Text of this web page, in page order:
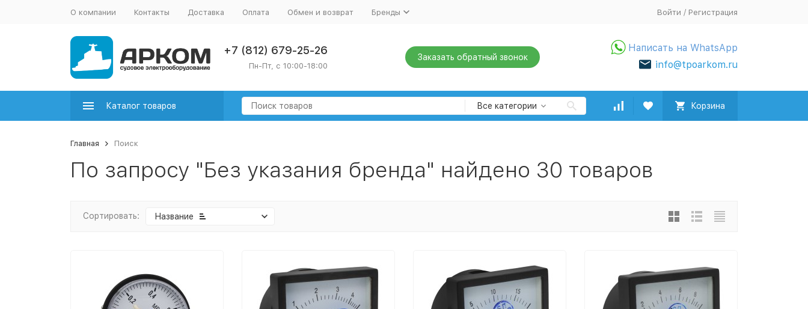
О компании Контакты Доставка Оплата Обмен и возврат Бренды Войти / Регистрация
+7 (812) 679-25-26
Пн-Пт, с 10:00-18:00
Заказать обратный звонок
Написать на WhatsApp
info@tpoarkom.ru
Каталог товаров Все категории Корзина
Главная Поиск
По запросу "Без указания бренда" найдено 30 товаров
Сортировать: Название